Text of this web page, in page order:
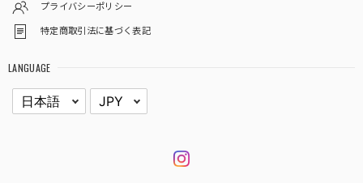
プライバシーポリシー
特定商取引法に基づく表記
LANGUAGE